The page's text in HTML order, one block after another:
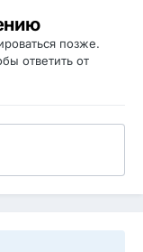
позже.
ответить от